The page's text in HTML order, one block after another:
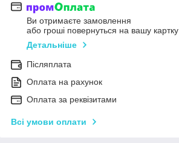
Ви отримаєте замовлення
або гроші повернуться на вашу картку
Детальніше
Післяплата
Оплата на рахунок
Оплата за реквізитами
Всі умови оплати